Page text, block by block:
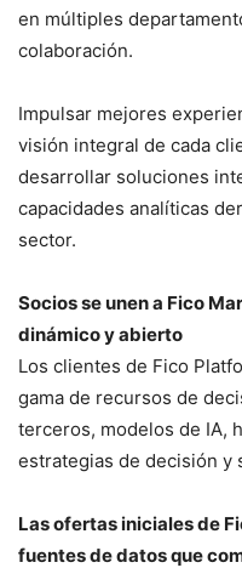
en múltiples
colaboración.
Impulsar mejores
visión integral de cada
desarrollar soluciones
capacidades analíticas
sector.
Socios se unen a Fico
dinámico y abierto
Los clientes de Fico
gama de recursos de
terceros, modelos de IA,
estrategias de decisión y
Las ofertas iniciales de
fuentes de datos que